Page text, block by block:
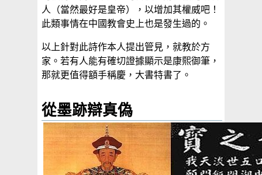
人（當然最好是皇帝），以增加其權威吧！
此類事情在中國教會史上也是發生過的。
以上針對此詩作本人提出管見，就教於方
家。若有人能有確切證據顯示是康熙御筆，
那就更值得額手稱慶，大書特書了。
從墨跡辯真偽